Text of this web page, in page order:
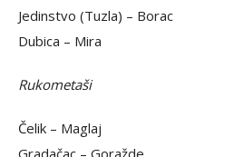
Jedinstvo (Tuzla) – Borac
Dubica – Mira
Rukometaši
Čelik – Maglaj
Gradačac – Goražde